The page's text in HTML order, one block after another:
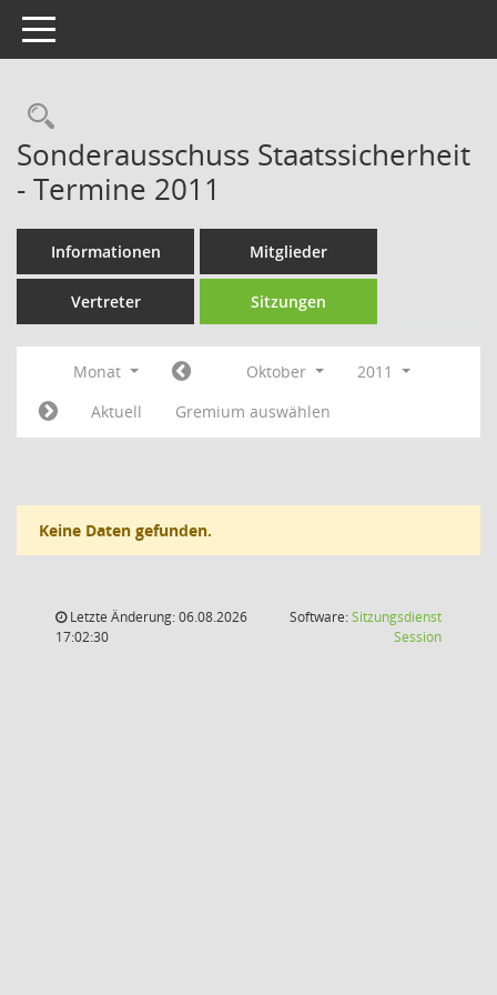
Toggle navigation
Rechercheauswahl
Sonderausschuss Staatssicherheit
- Termine 2011
Informationen Mitglieder
Vertreter Sitzungen
Monat Oktober
2011
Aktuell
Gremium auswählen
Keine Daten gefunden.
Letzte Änderung: 06.08.2026
17:02:30
Software:Sitzungsdienst
Session(Wird in